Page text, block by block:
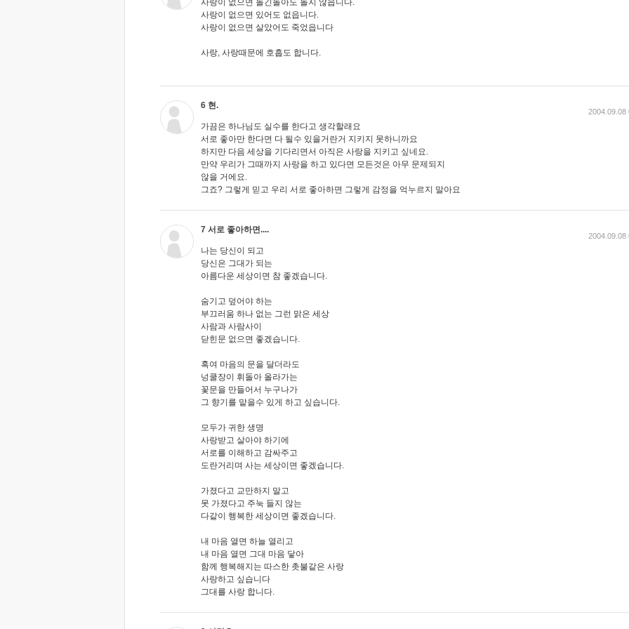
사랑이 없으면 돌긴돌아도 돌지 않읍니다.
사랑이 없으면 있어도 없읍니다.
사랑이 없으면 살았어도 죽었읍니다
사랑, 사랑때문에 호흡도 합니다.
6 현.
가끔은 하나님도 실수를 한다고 생각할래요
서로 좋아만 한다면 다 될수 있을거란거 지키지 못하니까요
하지만 다음 세상을 기다리면서 아직은 사랑을 지키고 싶네요.
만약 우리가 그때까지 사랑을 하고 있다면 모든것은 아무 문제되지
않을 거에요.
그죠? 그렇게 믿고 우리 서로 좋아하면 그렇게 감정을 억누르지 말아요
2004.09.08
7 서로 좋아하면....
나는 당신이 되고
당신은 그대가 되는
아름다운 세상이면 참 좋겠습니다.
숨기고 덮어야 하는
부끄러움 하나 없는 그런 맑은 세상
사람과 사람사이
닫힌문 없으면 좋겠습니다.
혹여 마음의 문을 달더라도
넝쿨장이 휘돌아 올라가는
꽃문을 만들어서 누구나가
그 향기를 맡을수 있게 하고 싶습니다.
모두가 귀한 생명
사랑받고 살아야 하기에
서로를 이해하고 감싸주고
도란거리며 사는 세상이면 좋겠습니다.
가졌다고 교만하지 말고
못 가졌다고 주눅 들지 않는
다같이 행복한 세상이면 좋겠습니다.
내 마음 열면 하늘 열리고
내 마음 열면 그대 마음 닿아
함께 행복해지는 따스한 촛불같은 사랑
사랑하고 싶습니다
그대를 사랑 합니다.
2004.09.08